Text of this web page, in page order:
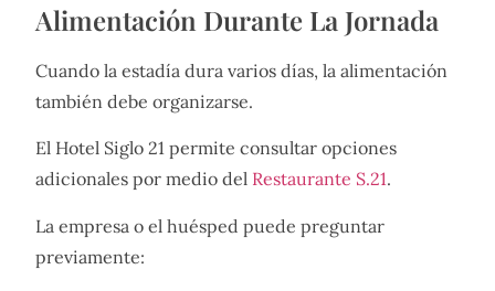
Alimentación Durante La Jornada
Cuando la estadía dura varios días, la alimentación
también debe organizarse.
El Hotel Siglo 21 permite consultar opciones
adicionales por medio del Restaurante S.21.
La empresa o el huésped puede preguntar
previamente: